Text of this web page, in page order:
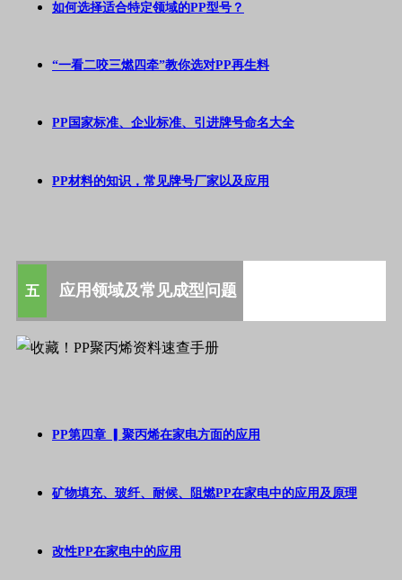
如何选择适合特定领域的PP型号？
“一看二咬三燃四牵”教你选对PP再生料
PP国家标准、企业标准、引进牌号命名大全
PP材料的知识，常见牌号厂家以及应用
五 应用领域及常见成型问题
PP第四章 ▎聚丙烯在家电方面的应用
矿物填充、玻纤、耐候、阻燃PP在家电中的应用及原理
改性PP在家电中的应用